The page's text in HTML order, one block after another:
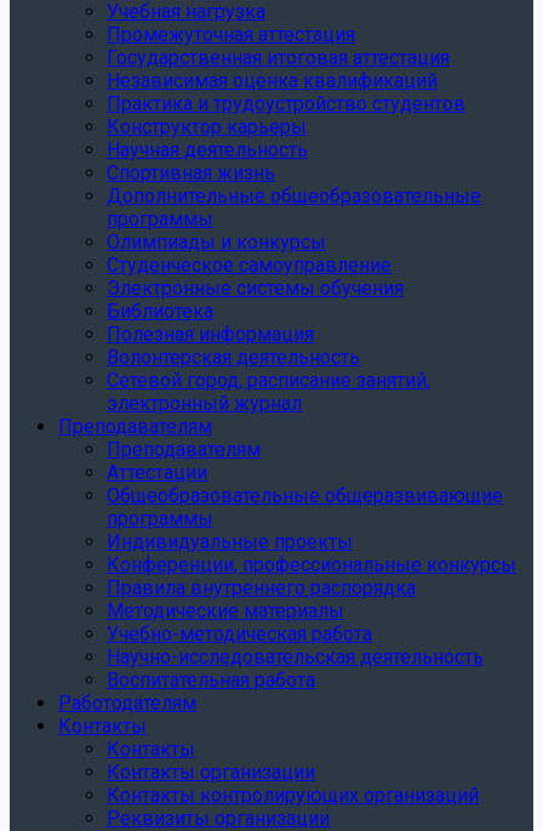
Учебная нагрузка
Промежуточная аттестация
Государственная итоговая аттестация
Независимая оценка квалификаций
Практика и трудоустройство студентов
Конструктор карьеры
Научная деятельность
Спортивная жизнь
Дополнительные общеобразовательные
программы
Олимпиады и конкурсы
Студенческое самоуправление
Электронные системы обучения
Библиотека
Полезная информация
Волонтерская деятельность
Сетевой город, расписание занятий,
электронный журнал
Преподавателям
Преподавателям
Аттестации
Общеобразовательные общеразвивающие
программы
Индивидуальные проекты
Конференции, профессиональные конкурсы
Правила внутреннего распорядка
Методические материалы
Учебно-методическая работа
Научно-исследовательская деятельность
Воспитательная работа
Работодателям
Контакты
Контакты
Контакты организации
Контакты контролирующих организаций
Реквизиты организации